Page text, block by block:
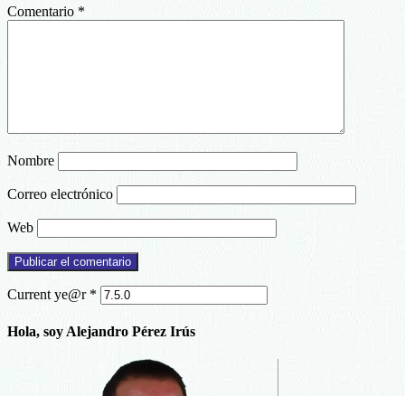
Comentario *
Nombre
Correo electrónico
Web
Current ye@r *
Hola, soy Alejandro Pérez Irús